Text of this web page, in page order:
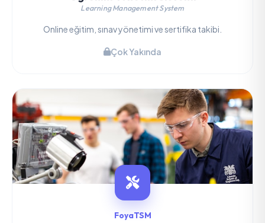
Learning Management System
Online eğitim, sınav yönetimi ve sertifika takibi.
Çok Yakında
FoyaTSM